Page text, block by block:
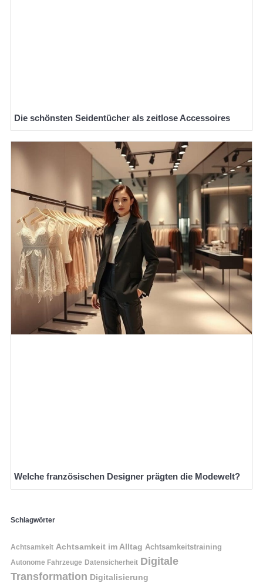
Die schönsten Seidentücher als zeitlose Accessoires
Welche französischen Designer prägten die Modewelt?
Schlagwörter
Achtsamkeit Achtsamkeit im Alltag Achtsamkeitstraining
Autonome Fahrzeuge Datensicherheit Digitale
Transformation Digitalisierung